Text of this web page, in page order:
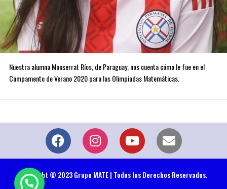
Nuestra alumna Monserrat Ríos, de Paraguay, nos cuenta cómo le fue en el
Campamento de Verano 2020 para las Olimpiadas Matemáticas.
Copyright © 2023 Grupo MATE | Todos los Derechos Reservados.